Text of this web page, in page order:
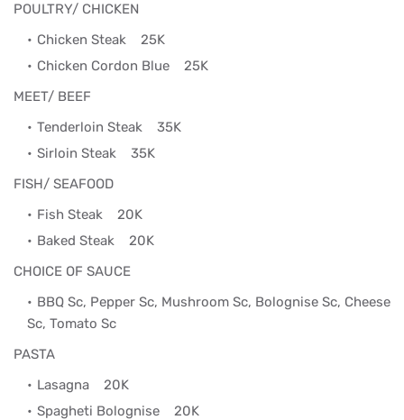
POULTRY/ CHICKEN
Chicken Steak 25K
Chicken Cordon Blue 25K
MEET/ BEEF
Tenderloin Steak 35K
Sirloin Steak 35K
FISH/ SEAFOOD
Fish Steak 20K
Baked Steak 20K
CHOICE OF SAUCE
BBQ Sc, Pepper Sc, Mushroom Sc, Bolognise Sc, Cheese
Sc, Tomato Sc
PASTA
Lasagna 20K
Spagheti Bolognise 20K